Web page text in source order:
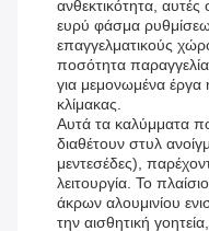
ανθεκτικότητα, αυτές
ευρύ φάσμα
επαγγελματικούς
ποσότητα
για μεμονωμένα έργα
κλίμακας.
Αυτά τα καλύμματα
διαθέτουν στυλ
μεντεσέδες),
λειτουργία. Το
άκρων αλουμινίου
την αισθητική